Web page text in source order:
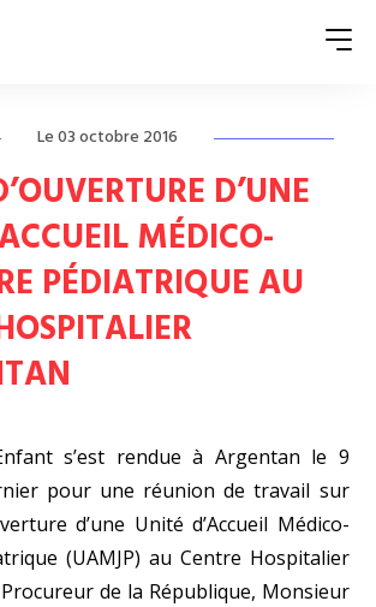
QUI SOMMES-NOUS ?
MEMBRES
NOS ACTIONS
S’ENGAGER
ACTUALITÉS
Le 03 octobre 2016
D’UNE
MÉDICO-
PÉDIATRIQUE AU
s’est rendue à Argentan le 9
pour une réunion de travail sur
d’une Unité d’Accueil Médico-
(UAMJP) au Centre Hospitalier
de la République, Monsieur